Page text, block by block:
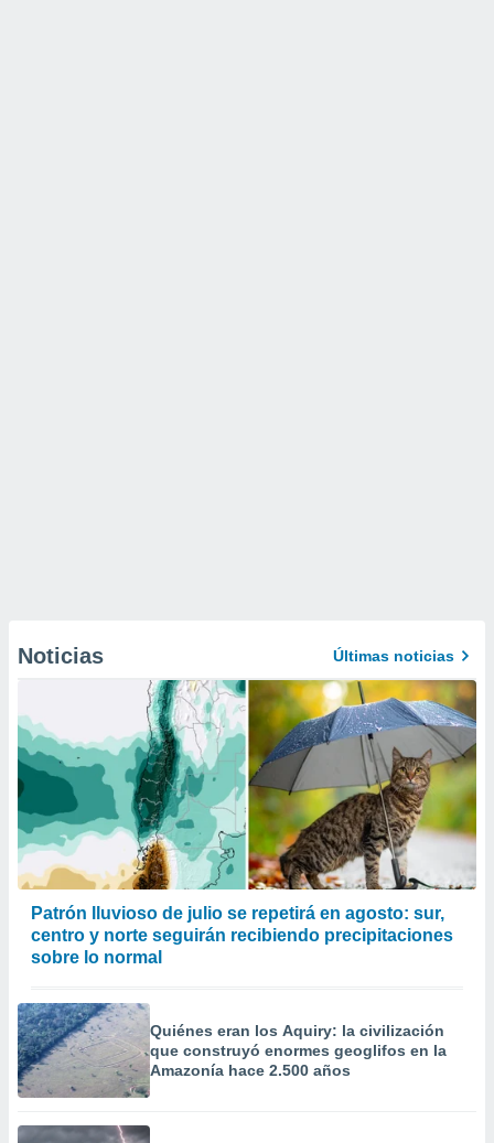
Noticias Últimas noticias
Patrón lluvioso de julio se repetirá en agosto: sur,
centro y norte seguirán recibiendo precipitaciones
sobre lo normal
Quiénes eran los Aquiry: la civilización
que construyó enormes geoglifos en la
Amazonía hace 2.500 años